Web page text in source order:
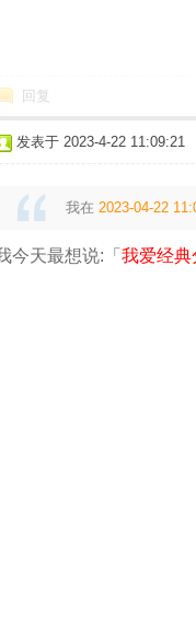
回复
发表于 2023-4-22 11:09:21
我在 2023-04-22
今天最想说:「 我爱经典